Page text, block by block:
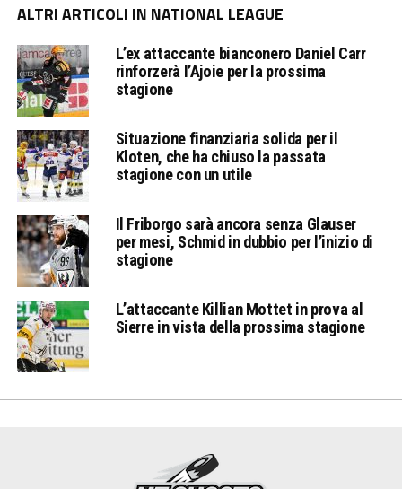
ALTRI ARTICOLI IN NATIONAL LEAGUE
L’ex attaccante bianconero Daniel Carr
rinforzerà l’Ajoie per la prossima
stagione
Situazione finanziaria solida per il
Kloten, che ha chiuso la passata
stagione con un utile
Il Friborgo sarà ancora senza Glauser
per mesi, Schmid in dubbio per l’inizio di
stagione
L’attaccante Killian Mottet in prova al
Sierre in vista della prossima stagione